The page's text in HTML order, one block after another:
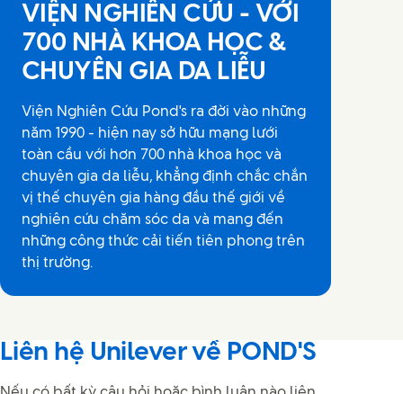
VIỆN NGHIÊN CỨU - VỚI
700 NHÀ KHOA HỌC &
CHUYÊN GIA DA LIỄU
Viện Nghiên Cứu Pond's ra đời vào những
năm 1990 - hiện nay sở hữu mạng lưới
toàn cầu với hơn 700 nhà khoa học và
chuyên gia da liễu, khẳng định chắc chắn
vị thế chuyên gia hàng đầu thế giới về
nghiên cứu chăm sóc da và mang đến
những công thức cải tiến tiên phong trên
thị trường.
Liên hệ Unilever về POND'S